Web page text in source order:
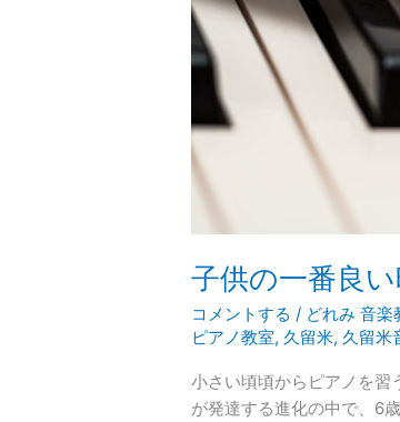
子供の一番良
コメントする / どれみ 音楽
ピアノ教室, 久留米, 久留米
小さい頃頃からピアノを習
が発達する進化の中で、6
に
ピ
ア
習
う
す
す
め